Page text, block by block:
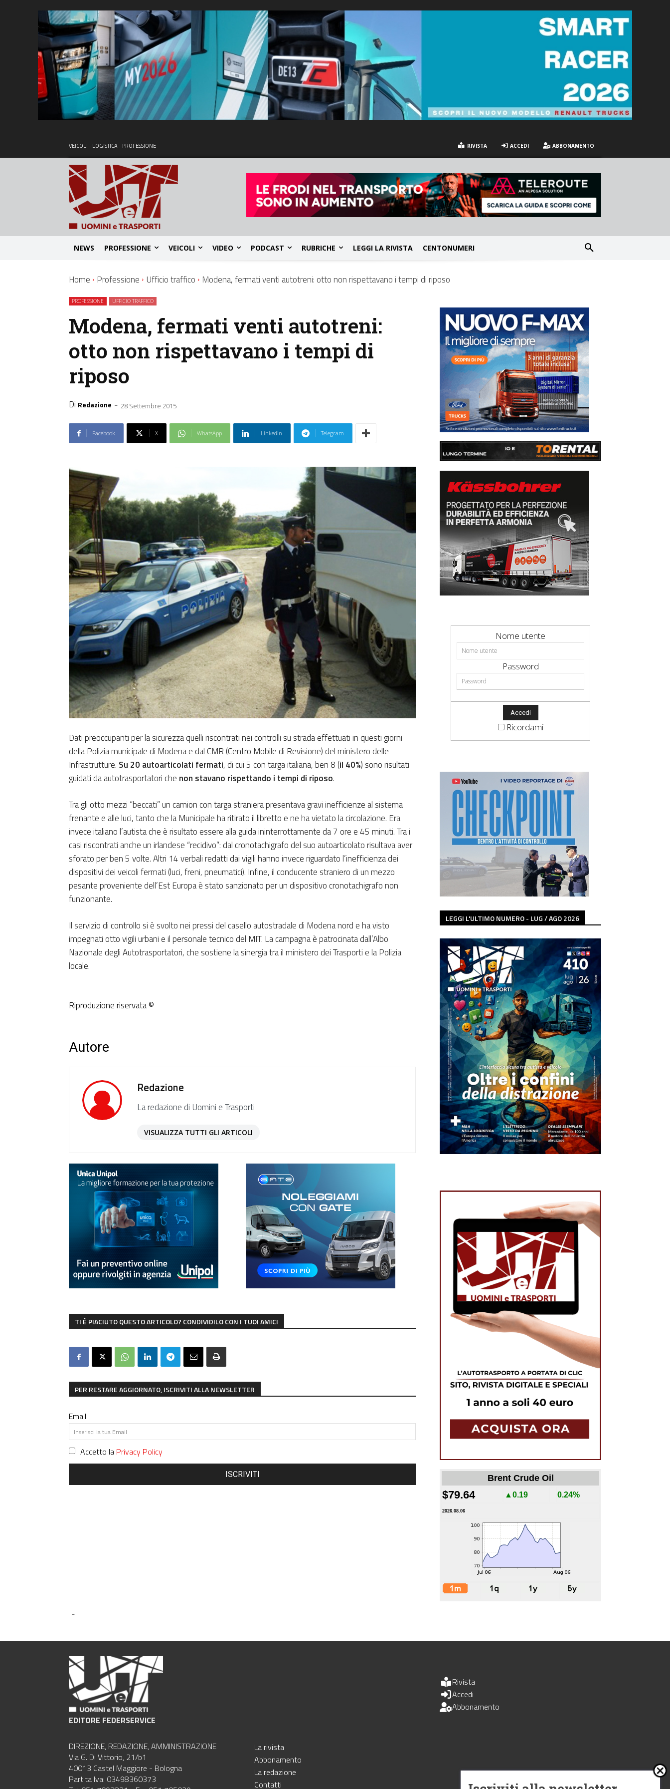
VEICOLI - LOGISTICA - PROFESSIONE RIVISTA ACCEDI ABBONAMENTO
NEWS PROFESSIONE VEICOLI VIDEO PODCAST RUBRICHE LEGGI LA RIVISTA CENTONUMERI
Home Professione Ufficio traffico Modena, fermati venti autotreni: otto non rispettavano i tempi di riposo
PROFESSIONE UFFICIO TRAFFICO
Modena, fermati venti autotreni:
otto non rispettavano i tempi di
riposo
Di Redazione - 28 Settembre 2015
Facebook X WhatsApp Linkedin Telegram
Dati preoccupanti per la sicurezza quelli riscontrati nei controlli su strada effettuati in questi giorni
della Polizia municipale di Modena e dal CMR (Centro Mobile di Revisione) del ministero delle
Infrastrutture. Su 20 autoarticolati fermati, di cui 5 con targa italiana, ben 8 (il 40%) sono risultati
guidati da autotrasportatori che non stavano rispettando i tempi di riposo.
Tra gli otto mezzi “beccati” un camion con targa straniera presentava gravi inefficienze al sistema
frenante e alle luci, tanto che la Municipale ha ritirato il libretto e ne ha vietato la circolazione. Era
invece italiano l’autista che è risultato essere alla guida ininterrottamente da 7 ore e 45 minuti. Tra i
casi riscontrati anche un irlandese “recidivo”: dal cronotachigrafo del suo autoarticolato risultava aver
sforato per ben 5 volte. Altri 14 verbali redatti dai vigili hanno invece riguardato l’inefficienza dei
dispositivi dei veicoli fermati (luci, freni, pneumatici). Infine, il conducente straniero di un mezzo
pesante proveniente dell’Est Europa è stato sanzionato per un dispositivo cronotachigrafo non
funzionante.
Il servizio di controllo si è svolto nei pressi del casello autostradale di Modena nord e ha visto
impegnati otto vigili urbani e il personale tecnico del MIT. La campagna è patrocinata dall’Albo
Nazionale degli Autotrasportatori, che sostiene la sinergia tra il ministero dei Trasporti e la Polizia
locale.
Riproduzione riservata ©
Autore
Redazione
La redazione di Uomini e Trasporti
VISUALIZZA TUTTI GLI ARTICOLI
TI È PIACIUTO QUESTO ARTICOLO? CONDIVIDILO CON I TUOI AMICI
PER RESTARE AGGIORNATO, ISCRIVITI ALLA NEWSLETTER
Email
Accetto la Privacy Policy
ISCRIVITI
Nome utente
Password
Ricordami
LEGGI L'ULTIMO NUMERO - LUG / AGO 2026
Brent Crude Oil
$79.64 ▲0.19 0.24%
2026.08.06
-
EDITORE FEDERSERVICE
DIREZIONE, REDAZIONE, AMMINISTRAZIONE
Via G. Di Vittorio, 21/b1
40013 Castel Maggiore - Bologna
Partita Iva: 03498360373
La rivista
Abbonamento
La redazione
Contatti
Rivista
Accedi
Abbonamento